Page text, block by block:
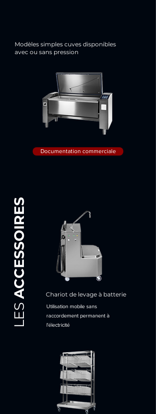
Modèles simples cuves disponibles
avec ou sans pression
Documentation commerciale
Chariot de levage à batterie
Utilisation mobile sans
raccordement permanent à
l'électricité
LES
ACCESSOIRES